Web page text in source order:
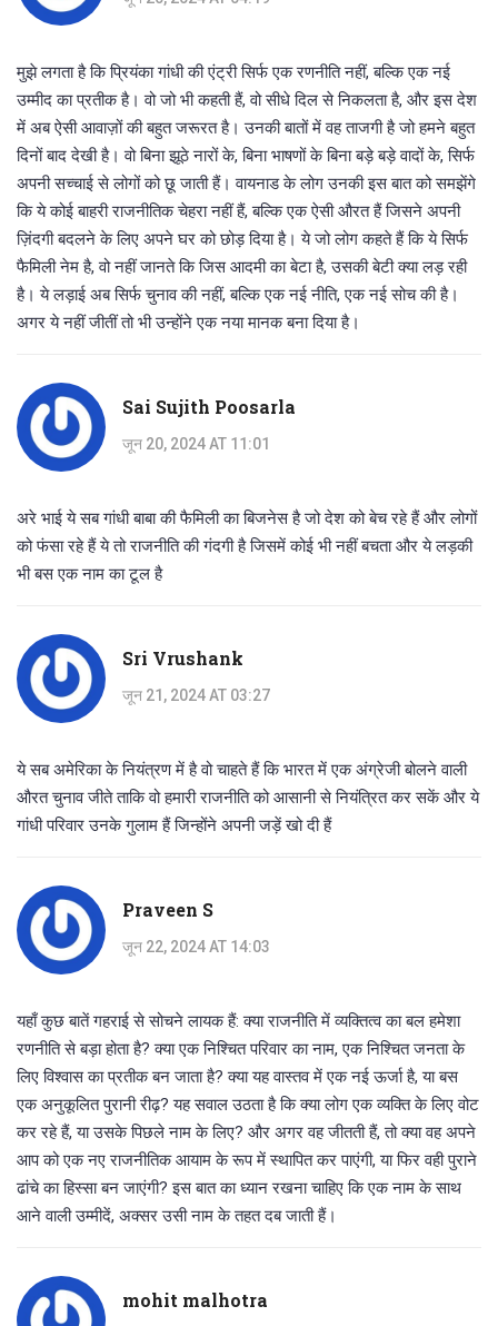
मुझे लगता है कि प्रियंका गांधी की एंट्री सिर्फ एक रणनीति नहीं, बल्कि एक नई
उम्मीद का प्रतीक है। वो जो भी कहती हैं, वो सीधे दिल से निकलता है, और इस देश
में अब ऐसी आवाज़ों की बहुत जरूरत है। उनकी बातों में वह ताजगी है जो हमने बहुत
दिनों बाद देखी है। वो बिना झूठे नारों के, बिना भाषणों के बिना बड़े बड़े वादों के, सिर्फ
अपनी सच्चाई से लोगों को छू जाती हैं। वायनाड के लोग उनकी इस बात को समझेंगे
कि ये कोई बाहरी राजनीतिक चेहरा नहीं हैं, बल्कि एक ऐसी औरत हैं जिसने अपनी
ज़िंदगी बदलने के लिए अपने घर को छोड़ दिया है। ये जो लोग कहते हैं कि ये सिर्फ
फैमिली नेम है, वो नहीं जानते कि जिस आदमी का बेटा है, उसकी बेटी क्या लड़ रही
है। ये लड़ाई अब सिर्फ चुनाव की नहीं, बल्कि एक नई नीति, एक नई सोच की है।
अगर ये नहीं जीतीं तो भी उन्होंने एक नया मानक बना दिया है।
Sai Sujith Poosarla
जून 20, 2024 AT 11:01
अरे भाई ये सब गांधी बाबा की फैमिली का बिजनेस है जो देश को बेच रहे हैं और लोगों
को फंसा रहे हैं ये तो राजनीति की गंदगी है जिसमें कोई भी नहीं बचता और ये लड़की
भी बस एक नाम का टूल है
Sri Vrushank
जून 21, 2024 AT 03:27
ये सब अमेरिका के नियंत्रण में है वो चाहते हैं कि भारत में एक अंग्रेजी बोलने वाली
औरत चुनाव जीते ताकि वो हमारी राजनीति को आसानी से नियंत्रित कर सकें और ये
गांधी परिवार उनके गुलाम हैं जिन्होंने अपनी जड़ें खो दी हैं
Praveen S
जून 22, 2024 AT 14:03
यहाँ कुछ बातें गहराई से सोचने लायक हैं: क्या राजनीति में व्यक्तित्व का बल हमेशा
रणनीति से बड़ा होता है? क्या एक निश्चित परिवार का नाम, एक निश्चित जनता के
लिए विश्वास का प्रतीक बन जाता है? क्या यह वास्तव में एक नई ऊर्जा है, या बस
एक अनुकूलित पुरानी रीढ़? यह सवाल उठता है कि क्या लोग एक व्यक्ति के लिए वोट
कर रहे हैं, या उसके पिछले नाम के लिए? और अगर वह जीतती हैं, तो क्या वह अपने
आप को एक नए राजनीतिक आयाम के रूप में स्थापित कर पाएंगी, या फिर वही पुराने
ढांचे का हिस्सा बन जाएंगी? इस बात का ध्यान रखना चाहिए कि एक नाम के साथ
आने वाली उम्मीदें, अक्सर उसी नाम के तहत दब जाती हैं।
mohit malhotra